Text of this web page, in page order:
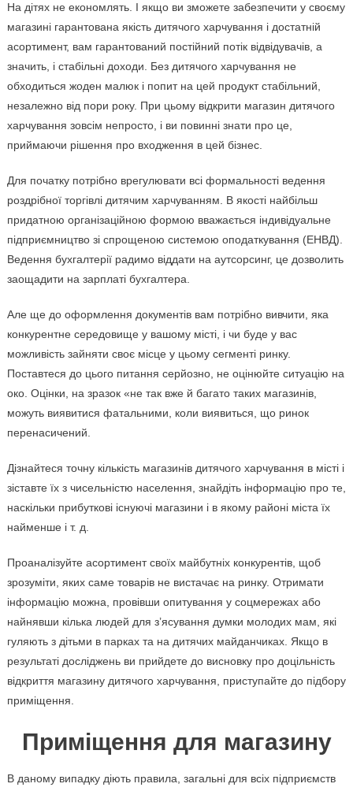
На дітях не економлять. І якщо ви зможете забезпечити у своєму
магазині гарантована якість дитячого харчування і достатній
асортимент, вам гарантований постійний потік відвідувачів, а
значить, і стабільні доходи. Без дитячого харчування не
обходиться жоден малюк і попит на цей продукт стабільний,
незалежно від пори року. При цьому відкрити магазин дитячого
харчування зовсім непросто, і ви повинні знати про це,
приймаючи рішення про входження в цей бізнес.
Для початку потрібно врегулювати всі формальності ведення
роздрібної торгівлі дитячим харчуванням. В якості найбільш
придатною організаційною формою вважається індивідуальне
підприємництво зі спрощеною системою оподаткування (ЕНВД).
Ведення бухгалтерії радимо віддати на аутсорсинг, це дозволить
заощадити на зарплаті бухгалтера.
Але ще до оформлення документів вам потрібно вивчити, яка
конкурентне середовище у вашому місті, і чи буде у вас
можливість зайняти своє місце у цьому сегменті ринку.
Поставтеся до цього питання серйозно, не оцінюйте ситуацію на
око. Оцінки, на зразок «не так вже й багато таких магазинів,
можуть виявитися фатальними, коли виявиться, що ринок
перенасичений.
Дізнайтеся точну кількість магазинів дитячого харчування в місті і
зіставте їх з чисельністю населення, знайдіть інформацію про те,
наскільки прибуткові існуючі магазини і в якому районі міста їх
найменше і т. д.
Проаналізуйте асортимент своїх майбутніх конкурентів, щоб
зрозуміти, яких саме товарів не вистачає на ринку. Отримати
інформацію можна, провівши опитування у соцмережах або
найнявши кілька людей для з’ясування думки молодих мам, які
гуляють з дітьми в парках та на дитячих майданчиках. Якщо в
результаті досліджень ви прийдете до висновку про доцільність
відкриття магазину дитячого харчування, приступайте до підбору
приміщення.
Приміщення для магазину
В даному випадку діють правила, загальні для всіх підприємств